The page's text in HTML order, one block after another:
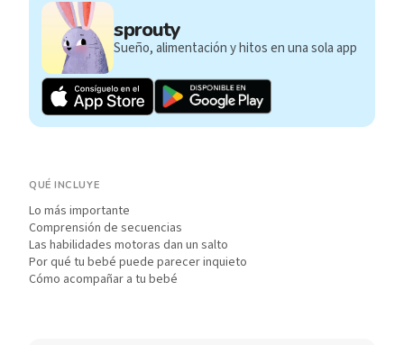
sprouty
Sueño, alimentación y hitos en una sola app
QUÉ INCLUYE
Lo más importante
Comprensión de secuencias
Las habilidades motoras dan un salto
Por qué tu bebé puede parecer inquieto
Cómo acompañar a tu bebé